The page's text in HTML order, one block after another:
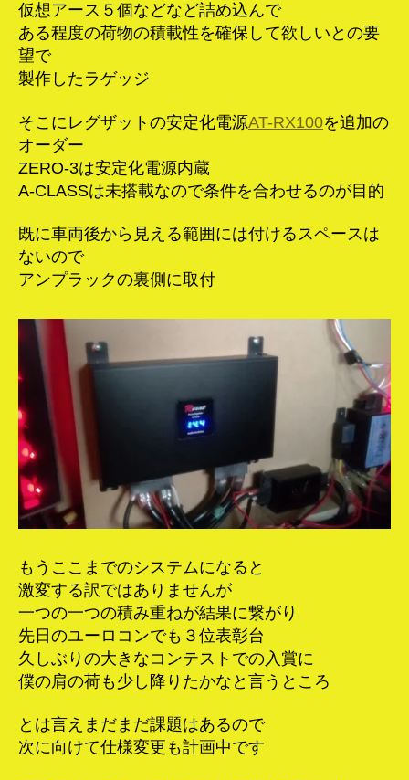
仮想アース５個などなど詰め込んで
ある程度の荷物の積載性を確保して欲しいとの要
望で
製作したラゲッジ
そこにレグザットの安定化電源AT-RX100を追加の
オーダー
ZERO-3は安定化電源内蔵
A-CLASSは未搭載なので条件を合わせるのが目的
既に車両後から見える範囲には付けるスペースは
ないので
アンプラックの裏側に取付
もうここまでのシステムになると
激変する訳ではありませんが
一つの一つの積み重ねが結果に繋がり
先日のユーロコンでも３位表彰台
久しぶりの大きなコンテストでの入賞に
僕の肩の荷も少し降りたかなと言うところ
とは言えまだまだ課題はあるので
次に向けて仕様変更も計画中です